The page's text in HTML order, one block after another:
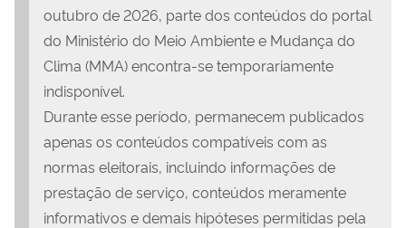
outubro de 2026, parte dos conteúdos do portal
do Ministério do Meio Ambiente e Mudança do
Clima (MMA) encontra-se temporariamente
indisponível.
Durante esse período, permanecem publicados
apenas os conteúdos compatíveis com as
normas eleitorais, incluindo informações de
prestação de serviço, conteúdos meramente
informativos e demais hipóteses permitidas pela